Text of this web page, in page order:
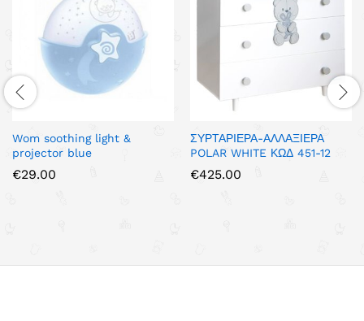
Wom soothing light &
projector blue
€29.00
ΣΥΡΤΑΡΙΕΡΑ-ΑΛΛΑΞΙΕΡΑ
POLAR WHITE ΚΩΔ 451-12
€425.00